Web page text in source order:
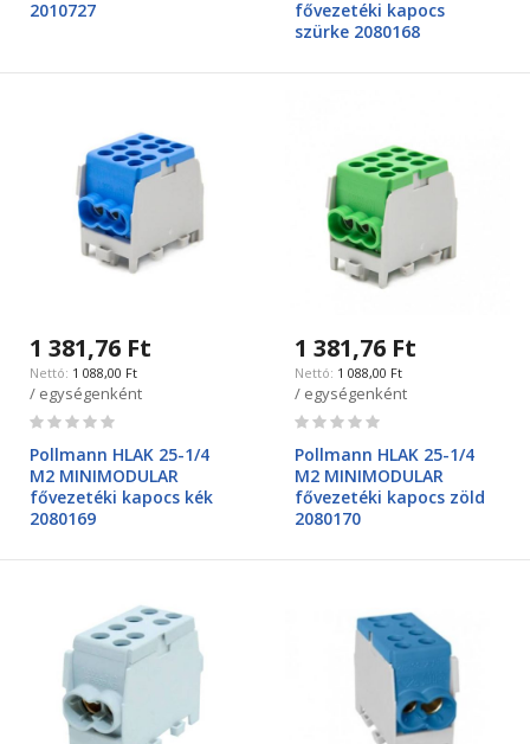
2010727
fővezetéki kapocs
szürke 2080168
1 381,76 Ft
1 088,00 Ft
/ egységenként
Rating:
Pollmann HLAK 25-1/4
M2 MINIMODULAR
fővezetéki kapocs kék
2080169
1 381,76 Ft
1 088,00 Ft
/ egységenként
Rating:
Pollmann HLAK 25-1/4
M2 MINIMODULAR
fővezetéki kapocs zöld
2080170